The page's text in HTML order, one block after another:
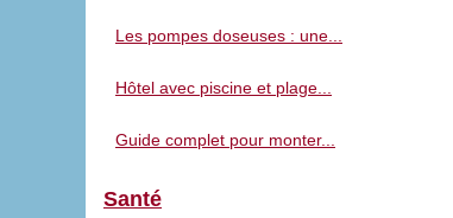
Les pompes doseuses : une...
Hôtel avec piscine et plage...
Guide complet pour monter...
Santé